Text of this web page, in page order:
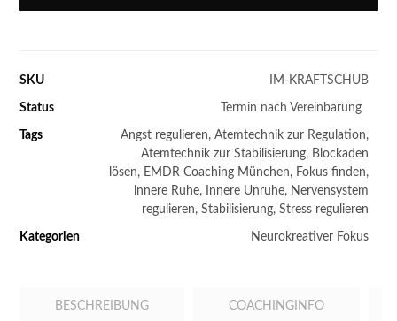
SKU IM-KRAFTSCHUB
Status Termin nach Vereinbarung
Tags Angst regulieren, Atemtechnik zur Regulation,
Atemtechnik zur Stabilisierung, Blockaden
lösen, EMDR Coaching München, Fokus finden,
innere Ruhe, Innere Unruhe, Nervensystem
regulieren, Stabilisierung, Stress regulieren
Kategorien Neurokreativer Fokus
BESCHREIBUNG COACHINGINFO